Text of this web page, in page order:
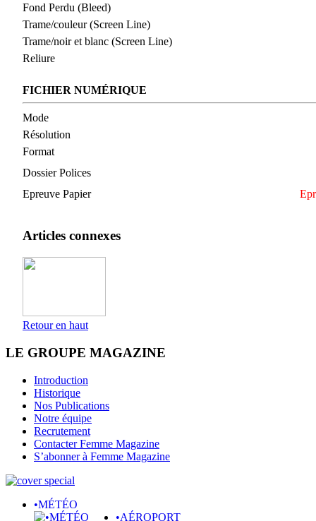
Fond Perdu (Bleed)
Trame/couleur (Screen Line)
Trame/noir et blanc (Screen Line)
Reliure
FICHIER NUMÉRIQUE
Mode
Résolution
Format
Dossier Polices
Epreuve Papier
Articles connexes
Retour en haut
LE GROUPE MAGAZINE
Introduction
Historique
Nos Publications
Notre équipe
Recrutement
Contacter Femme Magazine
S’abonner à Femme Magazine
•MÉTÉO
•AÉROPORT